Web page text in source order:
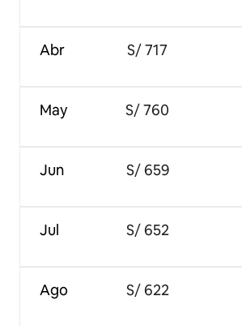
Abr
May
Jun
Jul
Ago
S/ 717
S/ 760
S/ 659
S/ 652
S/ 622